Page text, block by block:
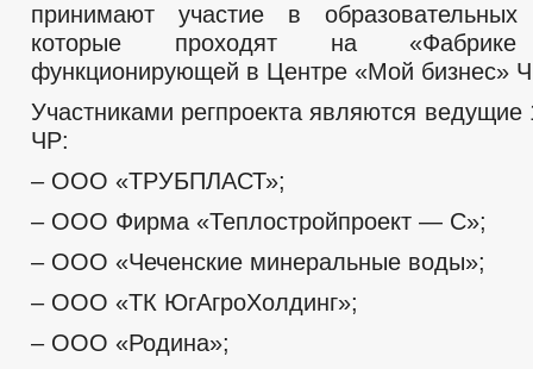
принимают участие в образовательных
которые проходят на «Фабрике
функционирующей в Центре «Мой бизнес»
Участниками регпроекта являются ведущие
ЧР:
– ООО «ТРУБПЛАСТ»;
– ООО Фирма «Теплостройпроект — С»;
– ООО «Чеченские минеральные воды»;
– ООО «ТК ЮгАгроХолдинг»;
– ООО «Родина»;